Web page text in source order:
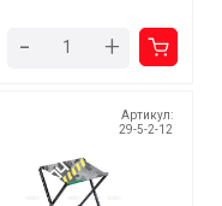
- +
Артикул:
29-5-2-12